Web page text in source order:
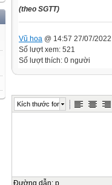
(theo SGTT)
Vũ hoa @ 14:57 27/07/2022
Số lượt xem: 521
Số lượt thích: 0 người
Kích thước font
Đường dẫn: p